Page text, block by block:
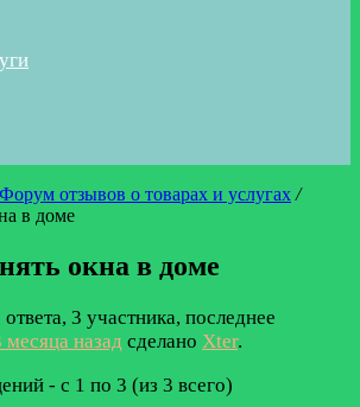
Форум отзывов о товарах и услугах /
в доме
окна в доме
3 участника, последнее
месяца назад сделано Xter.
- с 1 по 3 (из 3 всего)